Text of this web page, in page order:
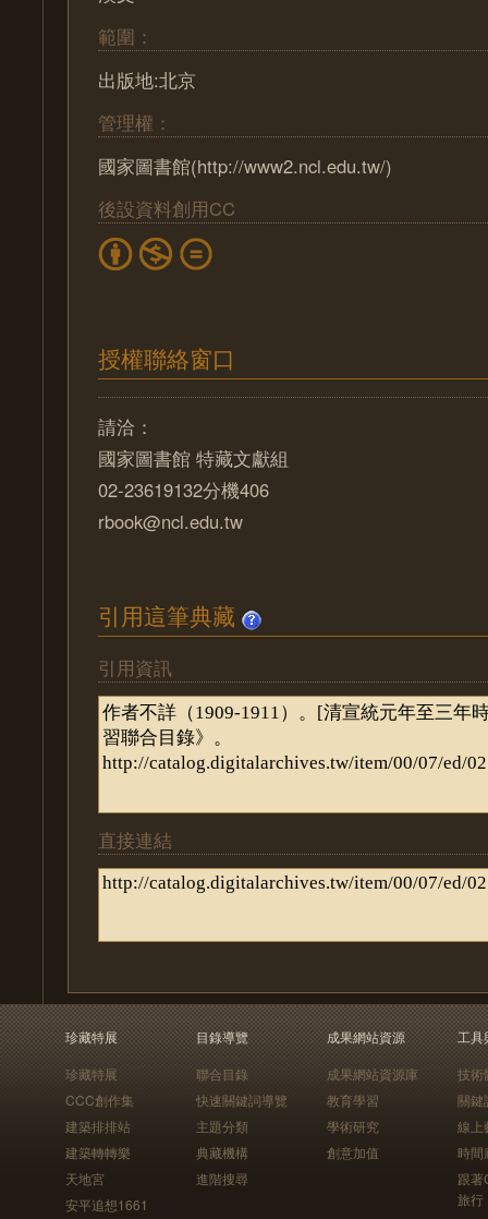
範圍：
出版地:北京
管理權：
國家圖書館(http://www2.ncl.edu.tw/)
後設資料創用CC
授權聯絡窗口
請洽：
國家圖書館 特藏文獻組
02-23619132分機406
rbook@ncl.edu.tw
引用這筆典藏
引用資訊
直接連結
珍藏特展
珍藏特展
CCC創作集
建築排排站
建築轉轉樂
天地宮
安平追想1661
目錄導覽
聯合目錄
快速關鍵詞導覽
主題分類
典藏機構
進階搜尋
成果網站資源
成果網站資源庫
教育學習
學術研究
創意加值
工具
技術
關鍵
線上
時間
跟
旅行